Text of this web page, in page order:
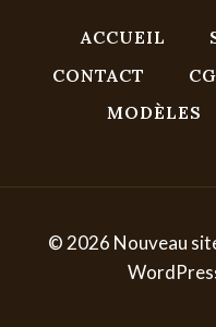
ACCUEIL
CONTACT
MODÈLES
© 2026 Nouveau